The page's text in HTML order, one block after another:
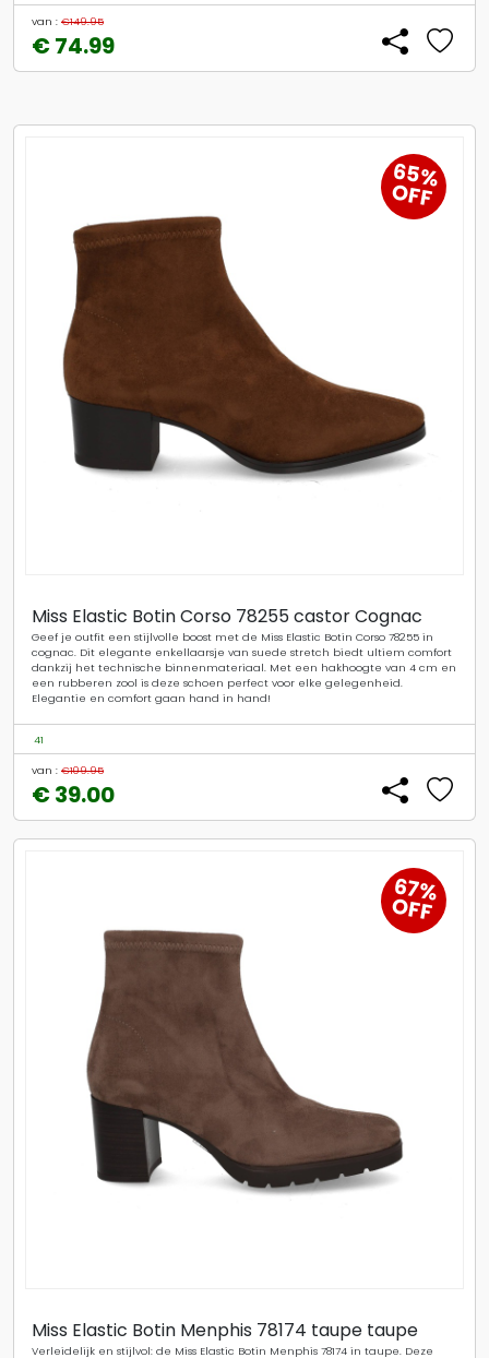
van : €149.95
€ 74.99
OFF
elegante laarsjes zijn perfect voor een dag op kantoor of een avondje uit.
Combineer ze moeiteloos met een strakke jeans of een chique rok voor
een verfijnde look. De subtiele hak en het hoogwaardige materiaal
zorgen voor comfort en klasse, terwijl de tijdloze zwarte kleur bij elke outfit
past. Of je nu een zakelijke meeting hebt of een diner met vrienden, met
de BELFIN enkellaarzen maak je altijd een stijlvolle indruk.
41
van : €159.95
€ 79.99
70%
OFF
Mace Enkellaarsjes Dames 22i110a Sue
Suède enkellaars voor dames van het merk Mace. Deze chelsea enkellaars